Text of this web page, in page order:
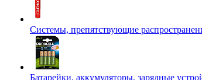
Системы, препятствующие
Батарейки, аккумуляторы, зарядные